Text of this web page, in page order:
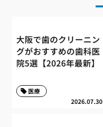
大阪で歯のクリーニン
グがおすすめの歯科医
院5選【2026年最新】
2026.07.30
医療